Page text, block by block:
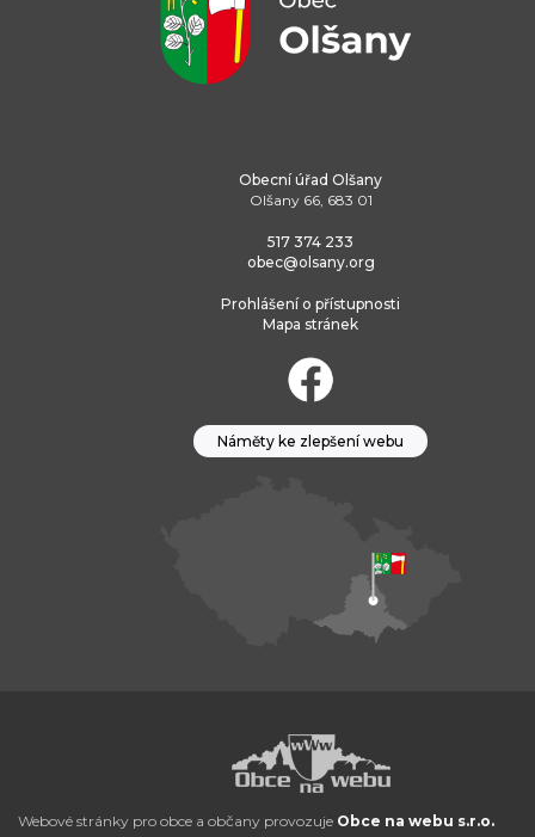
Obecní úřad Olšany
Olšany 66, 683 01
517 374 233
obec@olsany.org
Prohlášení o přístupnosti
Mapa stránek
Náměty ke zlepšení webu
Webové stránky pro obce a občany provozuje Obce na webu s.r.o.